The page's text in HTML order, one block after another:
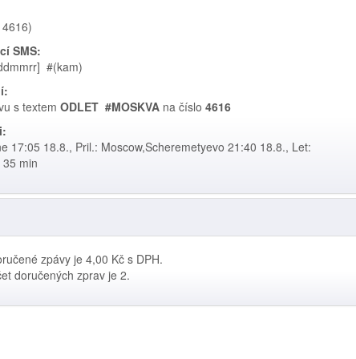
SMS:
#(kam)
s textem ODLET #MOSKVA na číslo 4616
17:05 18.8., Pril.: Moscow,Scheremetyevo 21:40 18.8., Let:
min
zpávy je 4,00 Kč s DPH.
doručených zprav je 2.